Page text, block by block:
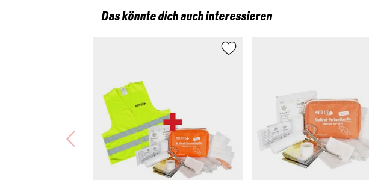
Das könnte dich auch interessieren